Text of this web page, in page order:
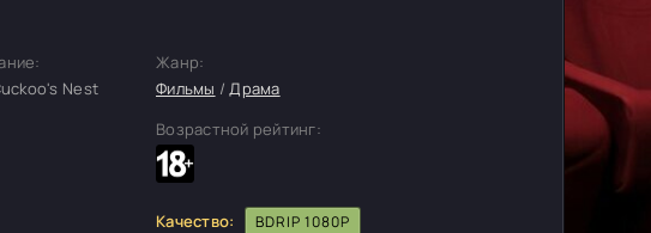
Nest
Жанр:
Фильмы /Драма
Возрастной рейтинг:
Качество: BDRIP 1080P